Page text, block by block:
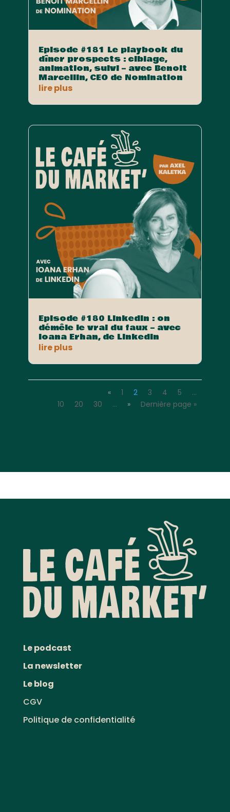
Episode #181 Le playbook du
dîner prospects : ciblage,
animation, suivi – avec Benoit
Marcellin, CEO de Nomination
lire plus
Episode #180 LinkedIn : on
démêle le vrai du faux – avec
Ioana Erhan, de LinkedIn
lire plus
« 1 2 3 4 5
…
10
20 30 … » Dernière page »
Le podcast
La newsletter
Le blog
CGV
Politique de confidentialité